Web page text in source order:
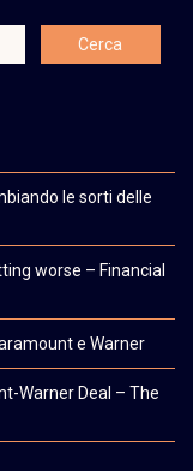
le sorti delle
worse – Financial
e Warner
Warner Deal – The